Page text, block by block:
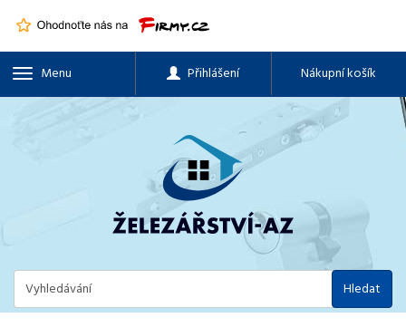
Menu Přihlášení Nákupní košík
Hledat